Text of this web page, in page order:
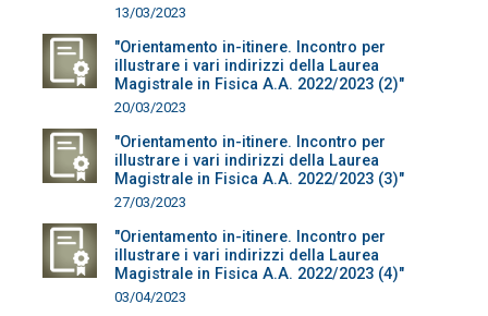
13/03/2023
"Orientamento in-itinere. Incontro per
illustrare i vari indirizzi della Laurea
Magistrale in Fisica A.A. 2022/2023 (2)"
20/03/2023
"Orientamento in-itinere. Incontro per
illustrare i vari indirizzi della Laurea
Magistrale in Fisica A.A. 2022/2023 (3)"
27/03/2023
"Orientamento in-itinere. Incontro per
illustrare i vari indirizzi della Laurea
Magistrale in Fisica A.A. 2022/2023 (4)"
03/04/2023